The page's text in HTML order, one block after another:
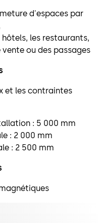
d'espaces par
les restaurants,
ou des passages
et les contraintes
: 5 000 mm
: 2 000 mm
: 2 500 mm